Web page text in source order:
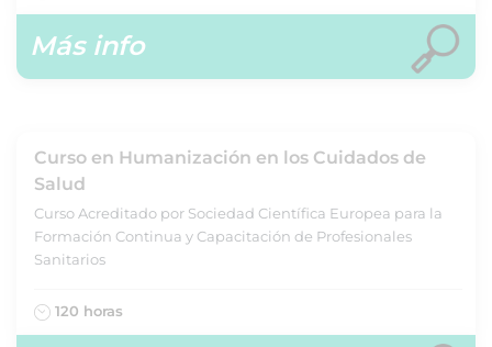
Más info
Curso en Humanización en los Cuidados de
Salud
Curso Acreditado por Sociedad Científica Europea para la
Formación Continua y Capacitación de Profesionales
Sanitarios
120 horas